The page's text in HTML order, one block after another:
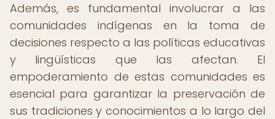
Además, es fundamental involucrar a las
comunidades indígenas en la toma de
decisiones respecto a las políticas educativas
y lingüísticas que las afectan. El
empoderamiento de estas comunidades es
esencial para garantizar la preservación de
sus tradiciones y conocimientos a lo largo del